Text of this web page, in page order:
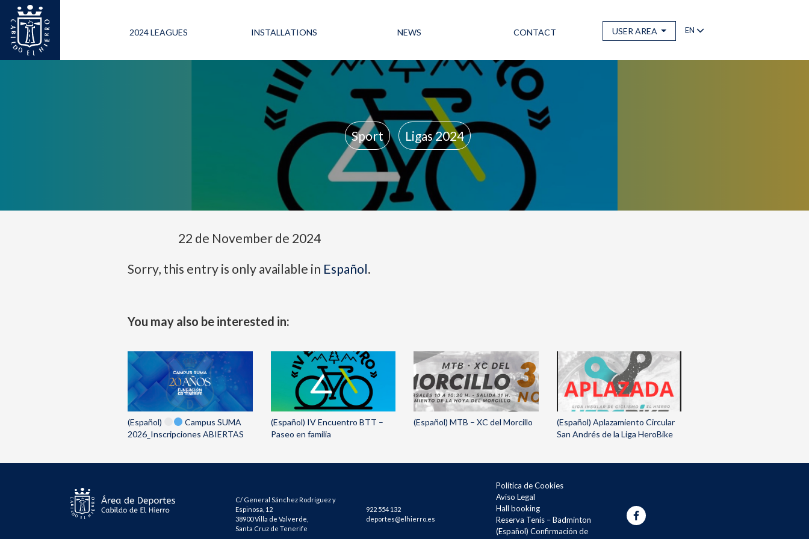
2024 LEAGUES INSTALLATIONS NEWS CONTACT USER AREA EN
Sport Ligas 2024
22 de November de 2024
Sorry, this entry is only available in Español.
You may also be interested in:
(Español)
Campus SUMA
2026_Inscripciones ABIERTAS
(Español) IV Encuentro BTT –
Paseo en familia
(Español) MTB – XC del Morcillo
(Español) Aplazamiento Circular
San Andrés de la Liga HeroBike
C/ General Sánchez Rodríguez y
Espinosa, 12
38900 Villa de Valverde,
Santa Cruz de Tenerife
922 554 132
deportes@elhierro.es
Política de Cookies
Aviso Legal
Hall booking
Reserva Tenis – Badminton
(Español) Confirmación de